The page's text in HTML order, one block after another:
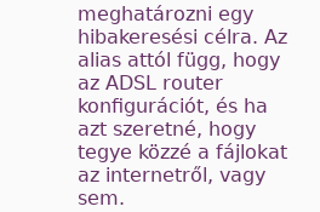
meghatározni egy
hibakeresési célra. Az
alias attól függ, hogy
az ADSL router
konfigurációt, és ha
azt szeretné, hogy
tegye közzé a fájlokat
az internetről, vagy
sem.